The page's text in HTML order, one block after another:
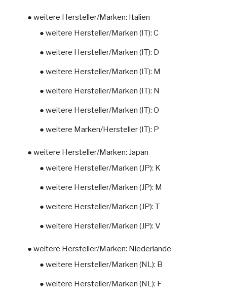
● weitere Hersteller/Marken: Italien
● weitere Hersteller/Marken (IT): C
● weitere Hersteller/Marken (IT): D
● weitere Hersteller/Marken (IT): M
● weitere Hersteller/Marken (IT): N
● weitere Hersteller/Marken (IT): O
● weitere Marken/Hersteller (IT): P
● weitere Hersteller/Marken: Japan
● weitere Hersteller/Marken (JP): K
● weitere Hersteller/Marken (JP): M
● weitere Hersteller/Marken (JP): T
● weitere Hersteller/Marken (JP): V
● weitere Hersteller/Marken: Niederlande
● weitere Hersteller/Marken (NL): B
● weitere Hersteller/Marken (NL): F